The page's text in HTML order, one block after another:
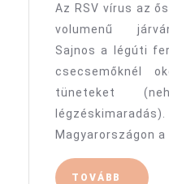
a
a
Az RSV vírus az
volumenű
Sajnos a légúti
csecsemőknél
tüneteket
Magyarországon a
TOVÁBB